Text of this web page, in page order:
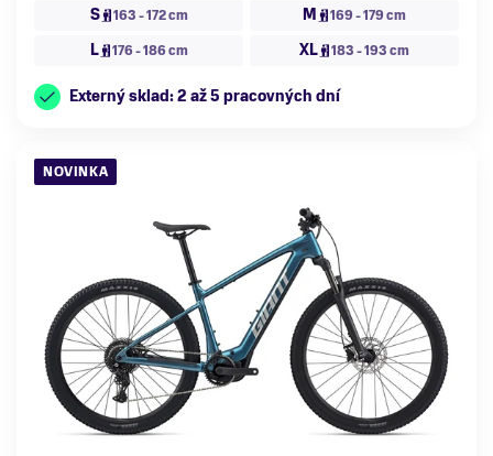
S
163 - 172 cm M 169 - 179 cm
L 176 - 186 cm XL 183 - 193 cm
Externý sklad: 2 až 5 pracovných dní
NOVINKA